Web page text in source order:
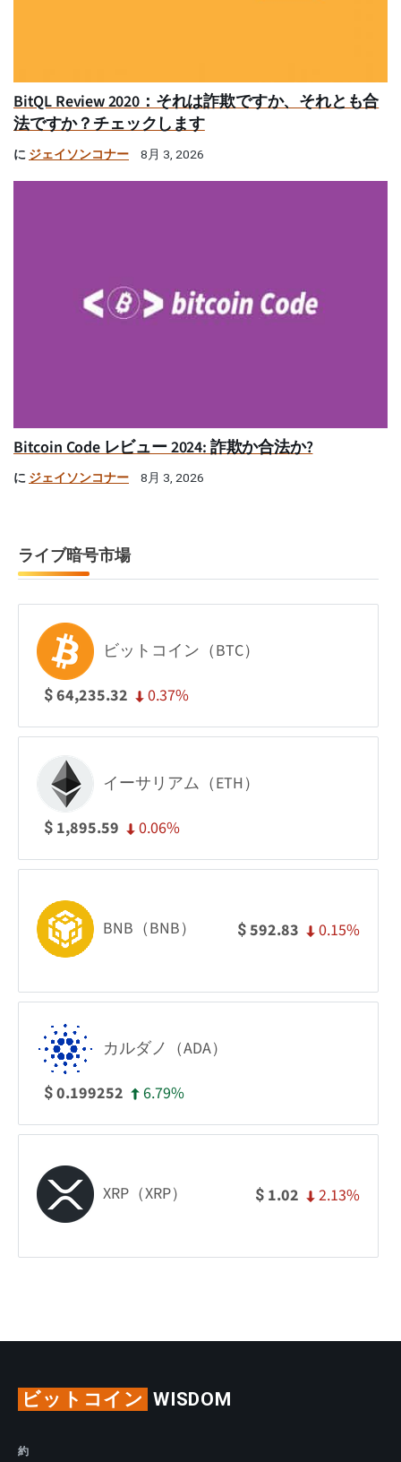
BitQL Review 2020：それは詐欺ですか、それとも合
法ですか？チェックします
に ジェイソンコナー 8月 3, 2026
Bitcoin Code レビュー 2024: 詐欺か合法か?
に ジェイソンコナー 8月 3, 2026
ライブ暗号市場
ビットコイン（BTC）
$64,235.32 0.37%
イーサリアム（ETH）
$ 1,895.59 0.06%
BNB（BNB） $592.83 0.15%
カルダノ（ADA）
$0.199252 6.79%
XRP（XRP） $ 1.02 2.13%
ビットコイン WISDOM
約